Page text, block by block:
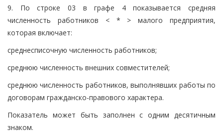
9. По строке 03 в графе 4 показывается средняя
численность работников < * > малого предприятия,
которая включает:
среднесписочную численность работников;
среднюю численность внешних совместителей;
среднюю численность работников, выполнявших работы по
договорам гражданско-правового характера.
Показатель может быть заполнен с одним десятичным
знаком.